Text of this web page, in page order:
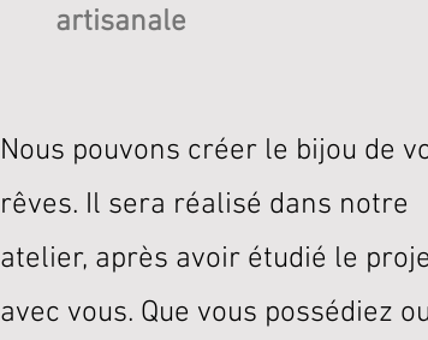
artisanale
Nous pouvons créer le bijou de
rêves. Il sera réalisé dans notre
atelier, après avoir étudié le
avec vous. Que vous possédiez ou